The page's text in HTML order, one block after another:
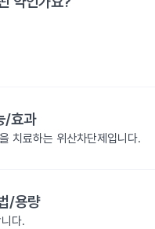
/효과
치료하는 위산차단제입니다.
/용량
다.